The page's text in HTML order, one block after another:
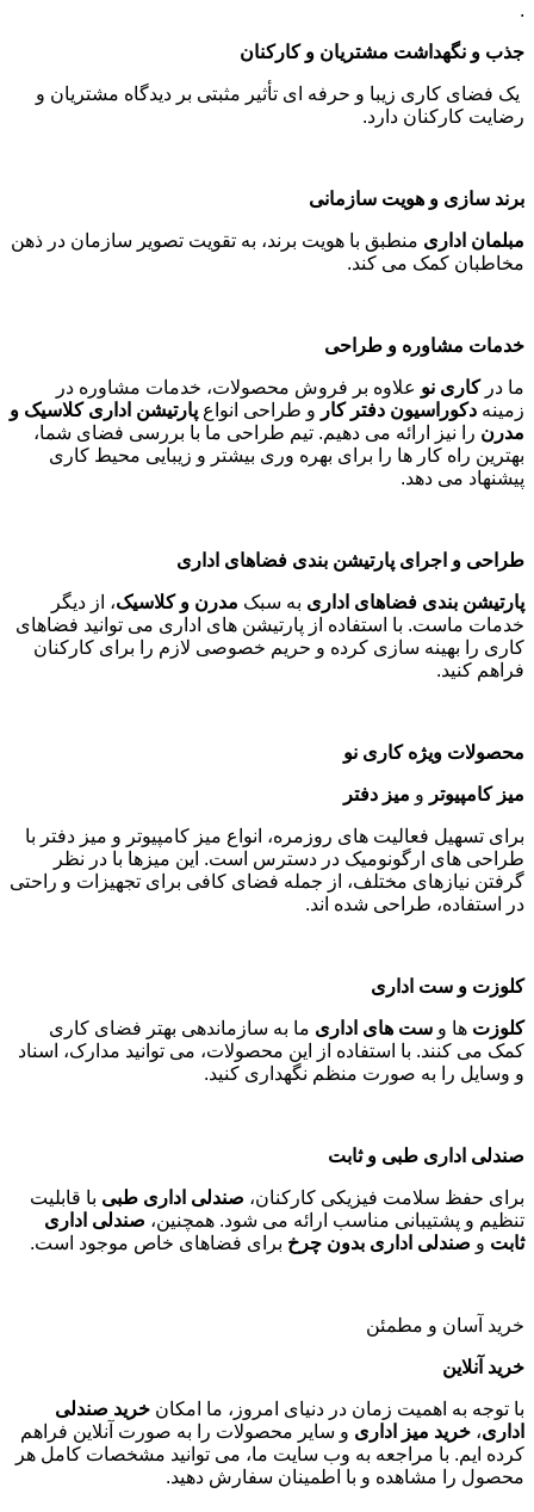
.
جذب و نگهداشت مشتریان و کارکنان
یک فضای کاری زیبا و حرفه ای تأثیر مثبتی بر دیدگاه مشتریان و
رضایت کارکنان دارد.
برند سازی و هویت سازمانی
مبلمان اداری منطبق با هویت برند، به تقویت تصویر سازمان در ذهن
مخاطبان کمک می کند.
خدمات مشاوره و طراحی
ما درکاری نو علاوه بر فروش محصولات، خدمات مشاوره در
زمینه دکوراسیون دفتر کار و طراحی انواع پارتیشن اداری کلاسیک و
مدرن را نیز ارائه می دهیم. تیم طراحی ما با بررسی فضای شما،
بهترین راه کار ها را برای بهره وری بیشتر و زیبایی محیط کاری
پیشنهاد می دهد.
طراحی و اجرای پارتیشن بندی فضاهای اداری
پارتیشن بندی فضاهای اداری به سبک مدرن و کلاسیک، از دیگر
خدمات ماست. با استفاده از پارتیشن های اداری می توانید فضاهای
کاری را بهینه سازی کرده و حریم خصوصی لازم را برای کارکنان
فراهم کنید.
محصولات ویژه کاری نو
میز کامپیوتر و میز دفتر
برای تسهیل فعالیت های روزمره، انواع میز کامپیوتر و میز دفتر با
طراحی های ارگونومیک در دسترس است. این میزها با در نظر
گرفتن نیازهای مختلف، از جمله فضای کافی برای تجهیزات و راحتی
در استفاده، طراحی شده اند.
کلوزت و ست اداری
کلوزت ها و ست های اداری ما به سازماندهی بهتر فضای کاری
کمک می کنند. با استفاده از این محصولات، می توانید مدارک، اسناد
و وسایل را به صورت منظم نگهداری کنید.
صندلی اداری طبی و ثابت
برای حفظ سلامت فیزیکی کارکنان، صندلی اداری طبی با قابلیت
تنظیم و پشتیبانی مناسب ارائه می شود. همچنین، صندلی اداری
ثابت و صندلی اداری بدون چرخ برای فضاهای خاص موجود است.
خرید آسان و مطمئن
خرید آنلاین
با توجه به اهمیت زمان در دنیای امروز، ما امکان خرید صندلی
اداری، خرید میز اداری و سایر محصولات را به صورت آنلاین فراهم
کرده ایم. با مراجعه به وب سایت ما، می توانید مشخصات کامل هر
محصول را مشاهده و با اطمینان سفارش دهید.